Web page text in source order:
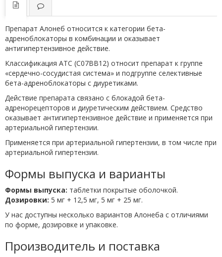
Препарат Алонеб относится к категории бета-
адреноблокаторы в комбинации и оказывает
антигипертензивное действие.
Классификация ATC (C07BB12) относит препарат к группе
«сердечно-сосудистая система» и подгруппе селективные
бета-адреноблокаторы с диуретиками.
Действие препарата связано с блокадой бета-
адренорецепторов и диуретическим действием. Средство
оказывает антигипертензивное действие и применяется при
артериальной гипертензии.
Применяется при артериальной гипертензии, в том числе при
артериальной гипертензии.
Формы выпуска и варианты
Формы выпуска: таблетки покрытые оболочкой.
Дозировки: 5 мг + 12,5 мг, 5 мг + 25 мг.
У нас доступны несколько вариантов Алонеба с отличиями
по форме, дозировке и упаковке.
Производитель и поставка